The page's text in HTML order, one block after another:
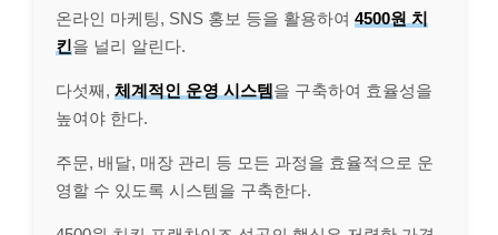
온라인 마케팅, SNS 홍보 등을 활용하여 4500원 치
킨을 널리 알린다.
다섯째, 체계적인 운영 시스템을 구축하여 효율성을
높여야 한다.
주문, 배달, 매장 관리 등 모든 과정을 효율적으로 운
영할 수 있도록 시스템을 구축한다.